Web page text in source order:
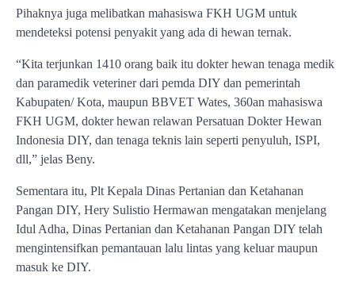
Pihaknya juga melibatkan mahasiswa FKH UGM untuk
mendeteksi potensi penyakit yang ada di hewan ternak.
“Kita terjunkan 1410 orang baik itu dokter hewan tenaga medik
dan paramedik veteriner dari pemda DIY dan pemerintah
Kabupaten/ Kota, maupun BBVET Wates, 360an mahasiswa
FKH UGM, dokter hewan relawan Persatuan Dokter Hewan
Indonesia DIY, dan tenaga teknis lain seperti penyuluh, ISPI,
dll,” jelas Beny.
Sementara itu, Plt Kepala Dinas Pertanian dan Ketahanan
Pangan DIY, Hery Sulistio Hermawan mengatakan menjelang
Idul Adha, Dinas Pertanian dan Ketahanan Pangan DIY telah
mengintensifkan pemantauan lalu lintas yang keluar maupun
masuk ke DIY.